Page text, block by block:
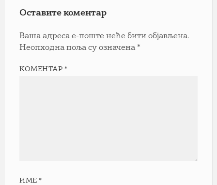
Оставите коментар
Ваша адреса е-поште неће бити објављена.
Неопходна поља су означена *
КОМЕНТАР*
ИМЕ*